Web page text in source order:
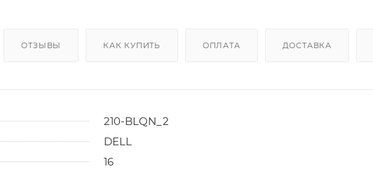
ОТЗЫВЫ КАК КУПИТЬ ОПЛАТА ДОСТАВКА
210-BLQN_2
DELL
16